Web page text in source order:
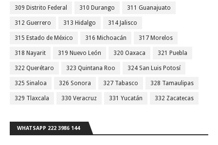
309 Distrito Federal 310 Durango 311 Guanajuato
312 Guerrero 313 Hidalgo 314 Jalisco
315 Estado de México 316 Michoacán 317 Morelos
318 Nayarit 319 Nuevo León 320 Oaxaca 321 Puebla
322 Querétaro 323 Quintana Roo 324 San Luis Potosí
325 Sinaloa 326 Sonora 327 Tabasco 328 Tamaulipas
329 Tlaxcala 330 Veracruz 331 Yucatán 332 Zacatecas
WHATSAPP 222 3986 144